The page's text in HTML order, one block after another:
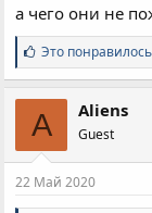
а чего они не
С
и
м
п
а
т
и
:
Это понравилось
A Aliens
Guest
22 Май 2020